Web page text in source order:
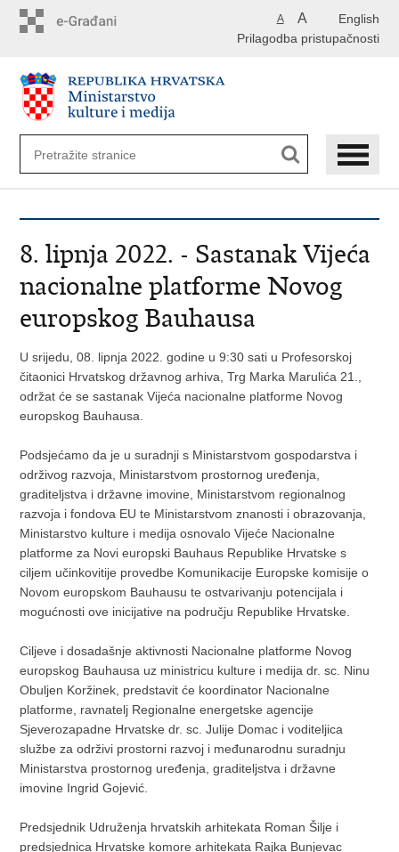
English
A A
Prilagodba pristupačnosti
​8. lipnja 2022. - Sastanak Vijeća
nacionalne platforme Novog
europskog Bauhausa
U srijedu, 08. lipnja 2022. godine u 9:30 sati u Profesorskoj
čitaonici Hrvatskog državnog arhiva, Trg Marka Marulića 21.,
održat će se sastanak Vijeća nacionalne platforme Novog
europskog Bauhausa.
Podsjećamo da je u suradnji s Ministarstvom gospodarstva i
održivog razvoja, Ministarstvom prostornog uređenja,
graditeljstva i državne imovine, Ministarstvom regionalnog
razvoja i fondova EU te Ministarstvom znanosti i obrazovanja,
Ministarstvo kulture i medija osnovalo Vijeće Nacionalne
platforme za Novi europski Bauhaus Republike Hrvatske s
ciljem učinkovitije provedbe Komunikacije Europske komisije o
Novom europskom Bauhausu te ostvarivanju potencijala i
mogućnosti ove inicijative na području Republike Hrvatske.
Ciljeve i dosadašnje aktivnosti Nacionalne platforme Novog
europskog Bauhausa uz ministricu kulture i medija dr. sc. Ninu
Obuljen Koržinek, predstavit će koordinator Nacionalne
platforme, ravnatelj Regionalne energetske agencije
Sjeverozapadne Hrvatske dr. sc. Julije Domac i voditeljica
službe za održivi prostorni razvoj i međunarodnu suradnju
Ministarstva prostornog uređenja, graditeljstva i državne
imovine Ingrid Gojević.
Predsjednik Udruženja hrvatskih arhitekata Roman Šilje i
predsjednica Hrvatske komore arhitekata Rajka Bunjevac